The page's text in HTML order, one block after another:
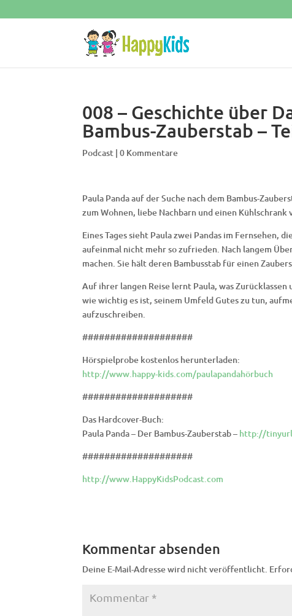
008 – Geschichte über
Bambus-Zauberstab –
Podcast |0 Kommentare
Paula Panda auf der Suche nach dem Bambus-
zum Wohnen, liebe Nachbarn und einen
Eines Tages sieht Paula zwei Pandas im Fernsehen,
aufeinmal nicht mehr so zufrieden. Nach langem
machen. Sie hält deren Bambusstab für einen
Auf ihrer langen Reise lernt Paula, was
wie wichtig es ist, seinem Umfeld Gutes zu tun,
aufzuschreiben.
####################
Hörspielprobe kostenlos herunterladen:
http://www.happy-kids.com/paulapandahörbuch
####################
Das Hardcover-Buch:
Paula Panda – Der Bambus-Zauberstab – http://
####################
http://www.HappyKidsPodcast.com
Kommentar absenden
Deine E-Mail-Adresse wird nicht veröffentlicht.